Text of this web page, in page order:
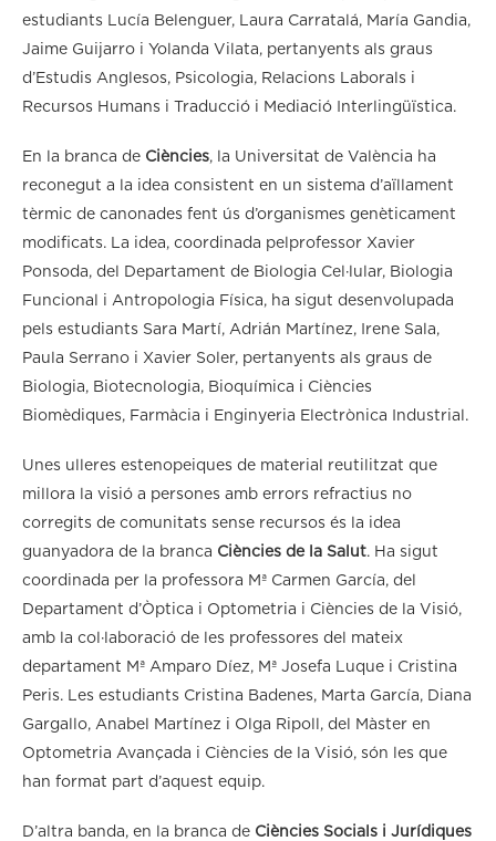
estudiants Lucía Belenguer, Laura Carratalá, María Gandia,
Jaime Guijarro i Yolanda Vilata, pertanyents als graus
d’Estudis Anglesos, Psicologia, Relacions Laborals i
Recursos Humans i Traducció i Mediació Interlingüïstica.
En la branca de Ciències, la Universitat de València ha
reconegut a la idea consistent en un sistema d’aïllament
tèrmic de canonades fent ús d’organismes genèticament
modificats. La idea, coordinada pelprofessor Xavier
Ponsoda, del Departament de Biologia Cel·lular, Biologia
Funcional i Antropologia Física, ha sigut desenvolupada
pels estudiants Sara Martí, Adrián Martínez, Irene Sala,
Paula Serrano i Xavier Soler, pertanyents als graus de
Biologia, Biotecnologia, Bioquímica i Ciències
Biomèdiques, Farmàcia i Enginyeria Electrònica Industrial.
Unes ulleres estenopeiques de material reutilitzat que
millora la visió a persones amb errors refractius no
corregits de comunitats sense recursos és la idea
guanyadora de la branca Ciències de la Salut. Ha sigut
coordinada per la professora Mª Carmen García, del
Departament d’Òptica i Optometria i Ciències de la Visió,
amb la col·laboració de les professores del mateix
departament Mª Amparo Díez, Mª Josefa Luque i Cristina
Peris. Les estudiants Cristina Badenes, Marta García, Diana
Gargallo, Anabel Martínez i Olga Ripoll, del Màster en
Optometria Avançada i Ciències de la Visió, són les que
han format part d’aquest equip.
D’altra banda, en la branca de Ciències Socials i Jurídiques